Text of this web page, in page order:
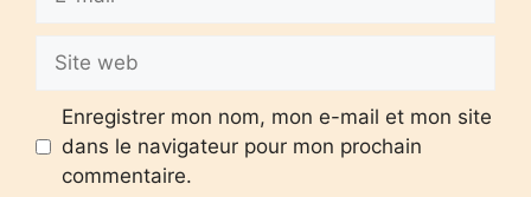
mail
web
Enregistrer mon nom, mon e-mail et mon site
dans le navigateur pour mon prochain
commentaire.